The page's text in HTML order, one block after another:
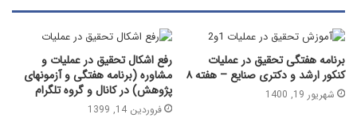
برنامه هفتگی تحقیق در عملیات
کنکور ارشد و دکتری صنایع – هفته ۸
شهریور 19, 1400
رفع اشکال تحقیق در عملیات و
مشاوره (برنامه هفتگی و آزمونهای
پژوهش) در کانال و گروه تلگرام
فروردین 14, 1399